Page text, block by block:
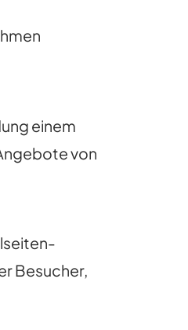
einem
von
Besucher,